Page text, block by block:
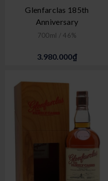
Glenfarclas 185th
Anniversary
700ml / 46%
3.980.000₫